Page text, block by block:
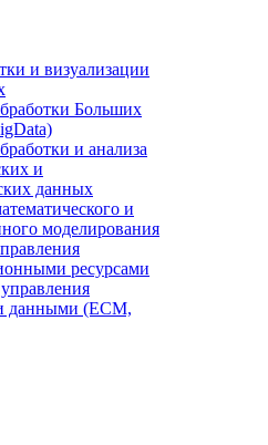
и визуализации
Больших
и анализа
и
данных
и
моделирования
ресурсами
данными (ECM,